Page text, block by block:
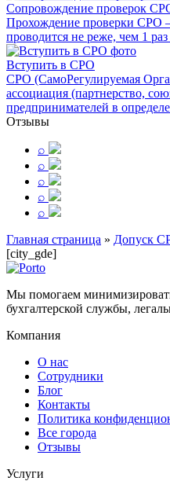
Сопровождение проверок
Прохождение проверки СРО
проводится не реже, чем 1 раз
Вступить в СРО
СРО (СамоРегулируемая
ассоциация (партнерство,
предпринимателей в
Отзывы
⌕
⌕
⌕
⌕
⌕
Главная страница » Допуск
[city_gde]
Мы помогаем
бухгалтерской службы,
Компания
О нас
Сотрудники
Блог
Контакты
Политика
Все города
Отзывы
Услуги